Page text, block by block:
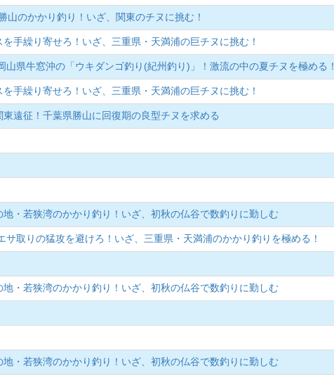
山のかかり釣り！いざ、関東のチヌに挑む！
手繰り寄せろ！いざ、三重県・天満浦の巨チヌに挑む！
山県牛窓沖の「ウキダンゴ釣り(紀州釣り)」！激流の中の夏チヌを極める！
手繰り寄せろ！いざ、三重県・天満浦の巨チヌに挑む！
東遠征！千葉県勝山に回復期の良型チヌを求める
地・若狭湾のかかり釣り！いざ、初秋の仏谷で数釣りに勤しむ
サ取りの猛攻を避けろ！いざ、三重県・天満浦のかかり釣りを極める！
地・若狭湾のかかり釣り！いざ、初秋の仏谷で数釣りに勤しむ
地・若狭湾のかかり釣り！いざ、初秋の仏谷で数釣りに勤しむ